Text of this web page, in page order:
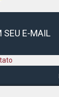
SEU E-MAIL